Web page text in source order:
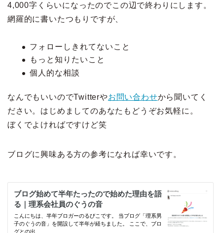
4,000字くらいになったのでこの辺で終わりにします。
網羅的に書いたつもりですが、
フォローしきれてないこと
もっと知りたいこと
個人的な相談
なんでもいいのでTwitterやお問い合わせから聞いてく
ださい。はじめましてのあなたもどうぞお気軽に。
ぼくでよければですけど笑
ブログに興味ある方の参考になれば幸いです。